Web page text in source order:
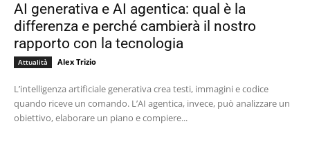
AI generativa e AI agentica: qual è la
differenza e perché cambierà il nostro
rapporto con la tecnologia
Attualità Alex Trizio
L’intelligenza artificiale generativa crea testi, immagini e codice
quando riceve un comando. L’AI agentica, invece, può analizzare un
obiettivo, elaborare un piano e compiere...